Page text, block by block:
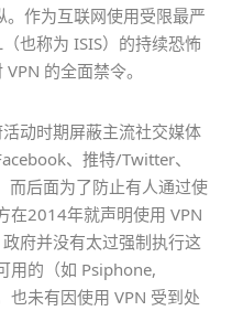
作为互联网使用受限最严
也称为 ISIS）的持续恐怖
的全面禁令。
动时期屏蔽主流社交媒体
、推特/Twitter、
后面为了防止有人通过使
在2014年就声明使用 VPN
府并没有太过强制执行这
用的（如 Psiphone,
也未有因使用 VPN 受到处